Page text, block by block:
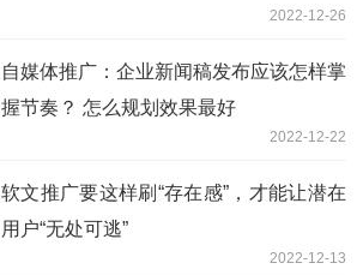
2022-12-26
自媒体推广：企业新闻稿发布应该怎样掌
握节奏？ 怎么规划效果最好
2022-12-22
软文推广要这样刷“存在感”，才能让潜在
用户“无处可逃”
2022-12-13